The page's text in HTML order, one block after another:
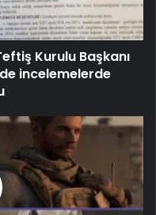
Kurulu Başkanı
incelemelerde